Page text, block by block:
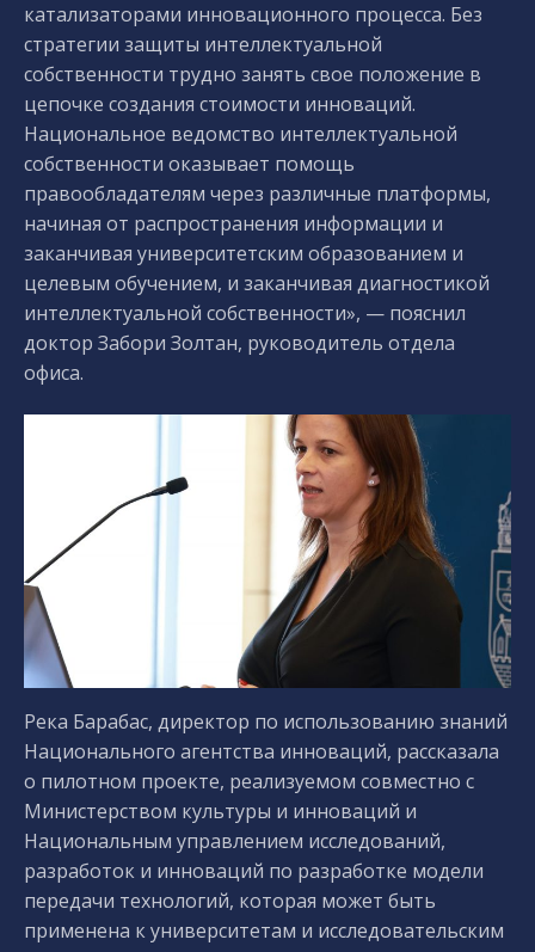
катализаторами инновационного процесса. Без
стратегии защиты интеллектуальной
собственности трудно занять свое положение в
цепочке создания стоимости инноваций.
Национальное ведомство интеллектуальной
собственности оказывает помощь
правообладателям через различные платформы,
начиная от распространения информации и
заканчивая университетским образованием и
целевым обучением, и заканчивая диагностикой
интеллектуальной собственности», — пояснил
доктор Забори Золтан, руководитель отдела
офиса.
Река Барабас, директор по использованию знаний
Национального агентства инноваций, рассказала
о пилотном проекте, реализуемом совместно с
Министерством культуры и инноваций и
Национальным управлением исследований,
разработок и инноваций по разработке модели
передачи технологий, которая может быть
применена к университетам и исследовательским